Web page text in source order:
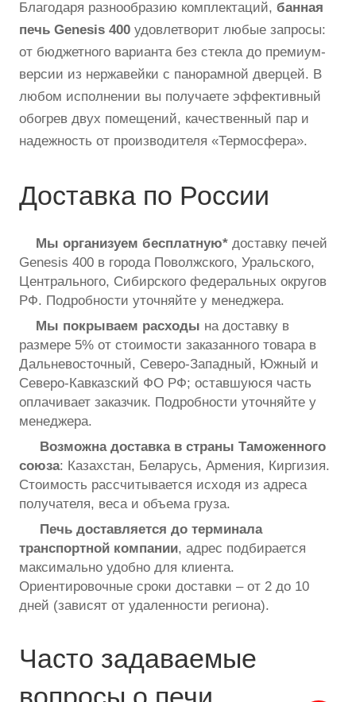
Благодаря разнообразию комплектаций, банная
печь Genesis 400 удовлетворит любые запросы:
от бюджетного варианта без стекла до премиум-
версии из нержавейки с панорамной дверцей. В
любом исполнении вы получаете эффективный
обогрев двух помещений, качественный пар и
надежность от производителя «Термосфера».
Доставка по России
Мы организуем бесплатную* доставку печей
Genesis 400 в города Поволжского, Уральского,
Центрального, Сибирского федеральных округов
РФ. Подробности уточняйте у менеджера.
Мы покрываем расходы на доставку в
размере 5% от стоимости заказанного товара в
Дальневосточный, Северо-Западный, Южный и
Северо-Кавказский ФО РФ; оставшуюся часть
оплачивает заказчик. Подробности уточняйте у
менеджера.
Возможна доставка в страны Таможенного
союза: Казахстан, Беларусь, Армения, Киргизия.
Стоимость рассчитывается исходя из адреса
получателя, веса и объема груза.
Печь доставляется до терминала
транспортной компании, адрес подбирается
максимально удобно для клиента.
Ориентировочные сроки доставки – от 2 до 10
дней (зависят от удаленности региона).
Часто задаваемые